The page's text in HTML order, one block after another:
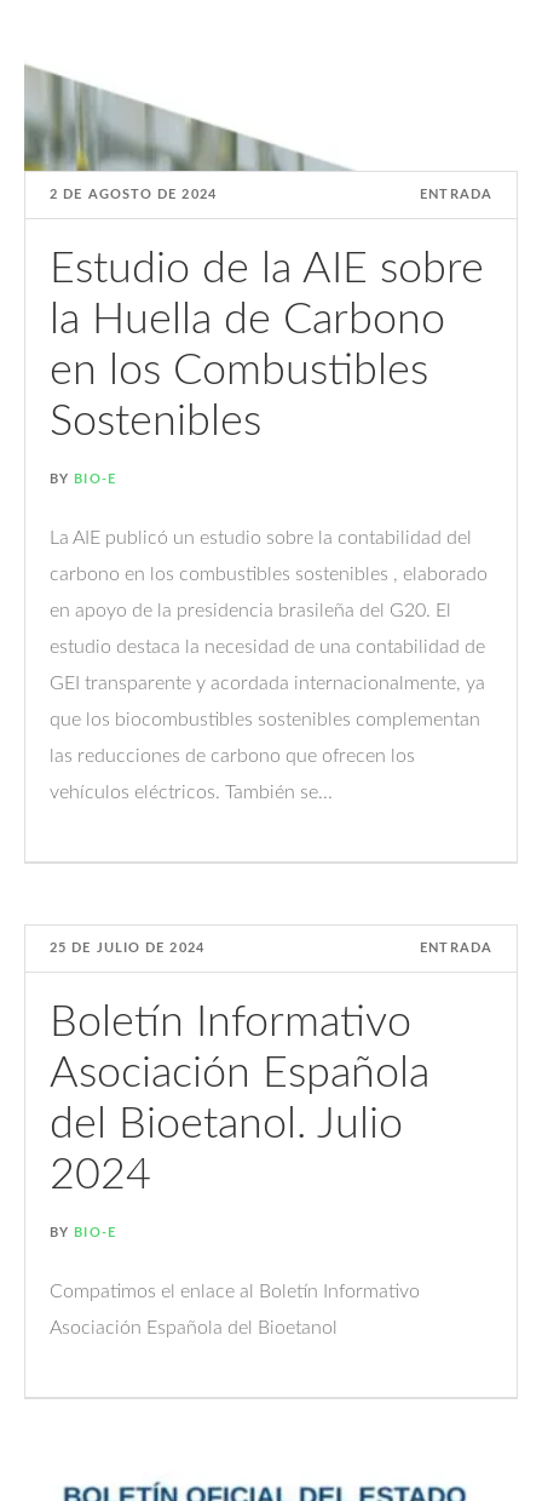
2 DE AGOSTO DE 2024 ENTRADA
Estudio de la AIE sobre
la Huella de Carbono
en los Combustibles
Sostenibles
BY BIO-E
La AIE publicó un estudio sobre la contabilidad del
carbono en los combustibles sostenibles , elaborado
en apoyo de la presidencia brasileña del G20. El
estudio destaca la necesidad de una contabilidad de
GEI transparente y acordada internacionalmente, ya
que los biocombustibles sostenibles complementan
las reducciones de carbono que ofrecen los
vehículos eléctricos. También se...
25 DE JULIO DE 2024 ENTRADA
Boletín Informativo
Asociación Española
del Bioetanol. Julio
2024
BY BIO-E
Compatimos el enlace al Boletín Informativo
Asociación Española del Bioetanol